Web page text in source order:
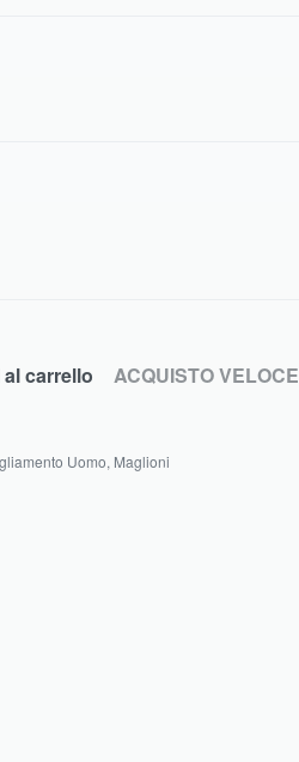
carrello ACQUISTO VELOCE
Uomo, Maglioni